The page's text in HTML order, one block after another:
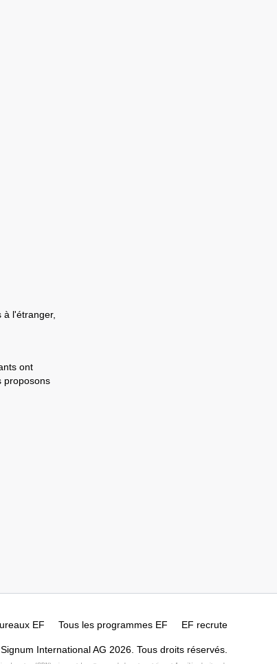
l'étranger,
ont
proposons
EF Tous les programmes EF EF recrute
International AG 2026. Tous droits réservés.